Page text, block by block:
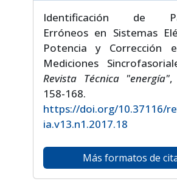
Identificación de
Erróneos en Sistemas
Potencia y Corrección
Mediciones
Revista Técnica "energía",
158-168.
https://doi.org/10.37116/
ia.v13.n1.2017.18
Más formatos de